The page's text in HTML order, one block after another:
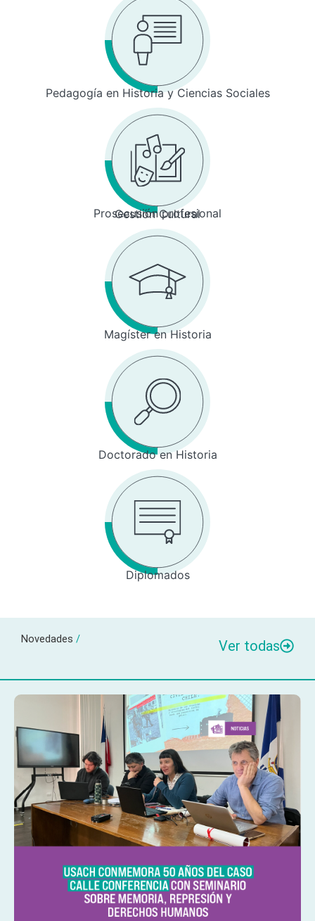
Pedagogía en Historia y Ciencias Sociales
Prosecusión profesional
Gestión Cultural
Magíster en Historia
Doctorado en Historia
Diplomados
Novedades / Ver todas